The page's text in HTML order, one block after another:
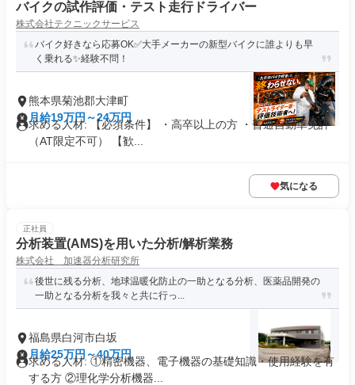
バイクの試作評価・テスト走行ドライバー
株式会社テクニックサービス
バイク好きなら応募OK✅️大手メーカーの新型バイクに誰よりも早
く乗れる✨️経験不問！
熊本県菊池郡大津町
月給19万円～24万円
求める人材: 【必須条件】 ・高卒以上の方 ・普通自動車免許
（AT限定不可） 【歓...
気になる
正社員
分析装置(AMS)を用いた分析/解析業務
株式会社 加速器分析研究所
後世に残る分析、地球温暖化防止の一助となる分析、医薬品開発の
一助となる分析を我々と共に行っ...
福島県白河市白坂
月給25万円～40万円
求める人材: ①精密機器、電子機器の基礎知識・使用経験を有
する方 ②理化学分析機器...